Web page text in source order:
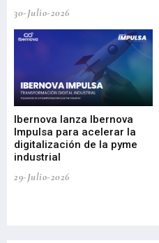
30-Julio-2026
Ibernova lanza Ibernova
Impulsa para acelerar la
digitalización de la pyme
industrial
29-Julio-2026